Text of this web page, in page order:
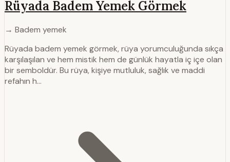
Rüyada Badem Yemek Görmek
→ Badem yemek
Rüyada badem yemek görmek, rüya yorumculuğunda sıkça
karşılaşılan ve hem mistik hem de günlük hayatla iç içe olan
bir semboldür. Bu rüya, kişiye mutluluk, sağlık ve maddi
refahın h…